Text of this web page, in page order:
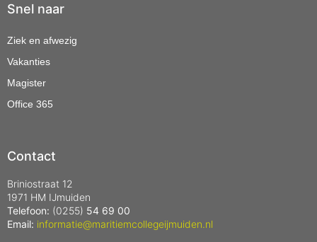
Snel naar
Ziek en afwezig
Vakanties
Magister
Office 365
Contact
Briniostraat 12
1971 HM IJmuiden
Telefoon: (0255) 54 69 00
Email: informatie@maritiemcollegeijmuiden.nl